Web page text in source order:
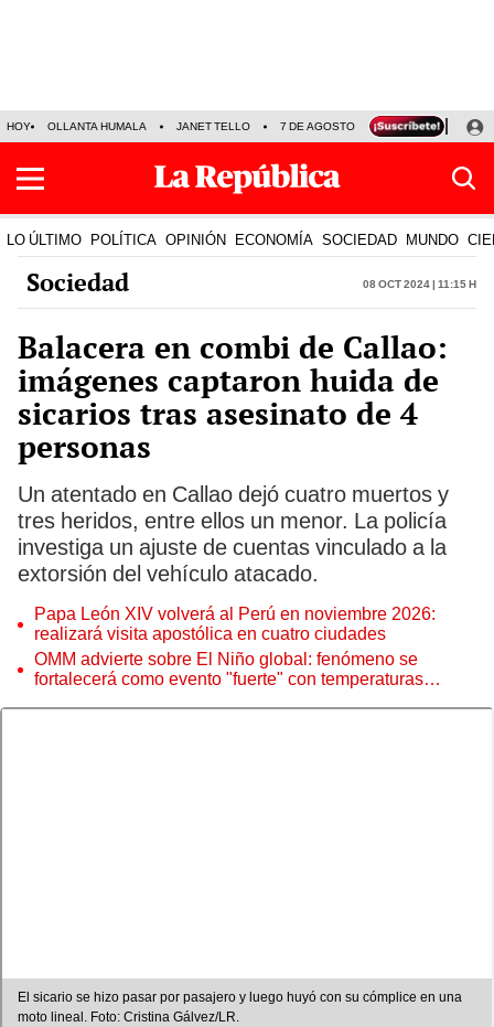
HOY OLLANTA HUMALA JANET TELLO 7 DE AGOSTO TINKA RESULTADOS
LO ÚLTIMO POLÍTICA OPINIÓN ECONOMÍA SOCIEDAD MUNDO
Sociedad 08 Oct 2024 | 11:15 h
Balacera en combi de Callao:
imágenes captaron huida de
sicarios tras asesinato de 4
personas
Un atentado en Callao dejó cuatro muertos y
tres heridos, entre ellos un menor. La policía
investiga un ajuste de cuentas vinculado a la
extorsión del vehículo atacado.
Papa León XIV volverá al Perú en noviembre 2026:
realizará visita apostólica en cuatro ciudades
OMM advierte sobre El Niño global: fenómeno se
fortalecerá como evento "fuerte" con temperaturas
El sicario se hizo pasar por pasajero y luego huyó con su cómplice en una
moto lineal. Foto: Cristina Gálvez/LR.